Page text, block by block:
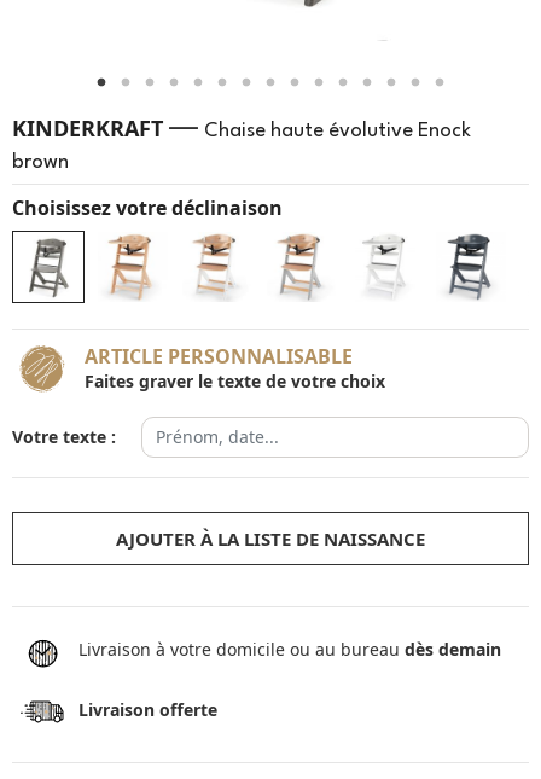
KINDERKRAFT — Chaise haute évolutive Enock
brown
Choisissez votre déclinaison
ARTICLE PERSONNALISABLE
Faites graver le texte de votre choix
Votre texte :
AJOUTER À LA LISTE DE NAISSANCE
Livraison à votre domicile ou au bureau dès demain
Livraison offerte